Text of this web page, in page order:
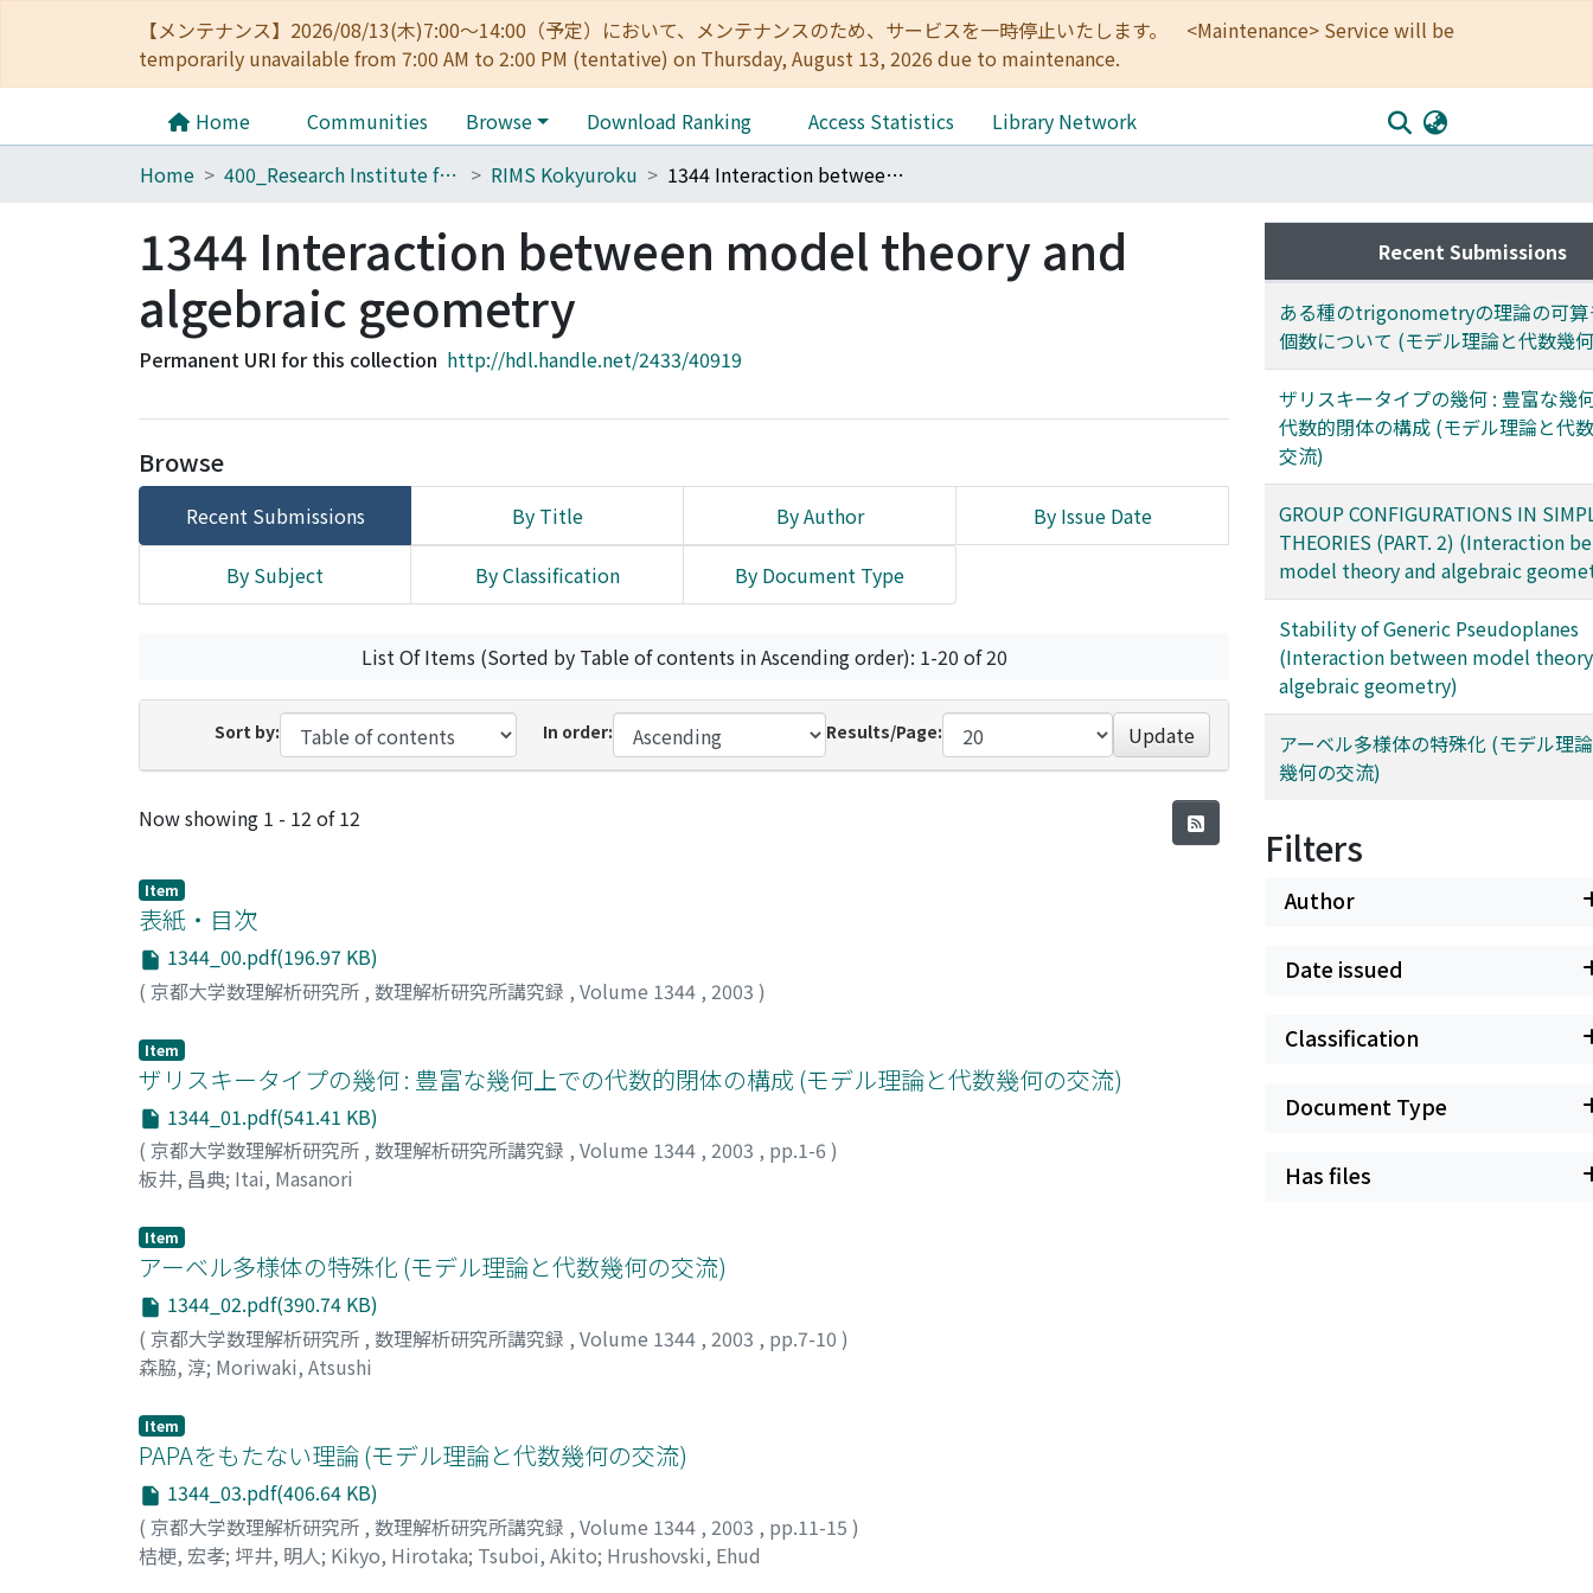
【メンテナンス】2026/08/13(木)7:00～14:00（予定）において、メンテナンスのため、サービスを一時停止いたします。 <Maintenance> Service will be
temporarily unavailable from 7:00 AM to 2:00 PM (tentative) on Thursday, August 13, 2026 due to maintenance.
Home Communities Browse Download Ranking Access Statistics
Library Network
Home
400_Research Institute for Mathematical Sciences RIMS Kokyuroku 1344 Interaction between model theory and algebraic geometry
1344 Interaction between model theory and
algebraic geometry
Permanent URI for this collection http://hdl.handle.net/2433/40919
Browse
Recent Submissions By Title By Author By Issue Date
By Subject By Classification By Document Type
List Of Items (Sorted by Table of contents in Ascending order): 1-20 of 20
Sort by: In order: Results/Page: Update
Recent Submissions
Now showing 1 - 12 of 12
Item
表紙・目次
1344_00.pdf(196.97 KB)
( 京都大学数理解析研究所 , 数理解析研究所講究録 , Volume 1344 , 2003 )
Item
ザリスキータイプの幾何 : 豊富な幾何上での代数的閉体の構成 (モデル理論と代数幾何の交流)
1344_01.pdf(541.41 KB)
( 京都大学数理解析研究所 , 数理解析研究所講究録 , Volume 1344 , 2003 , pp.1-6 )
板井, 昌典; Itai, Masanori
Item
アーベル多様体の特殊化 (モデル理論と代数幾何の交流)
1344_02.pdf(390.74 KB)
( 京都大学数理解析研究所 , 数理解析研究所講究録 , Volume 1344 , 2003 , pp.7-10 )
森脇, 淳; Moriwaki, Atsushi
Item
PAPAをもたない理論 (モデル理論と代数幾何の交流)
1344_03.pdf(406.64 KB)
( 京都大学数理解析研究所 , 数理解析研究所講究録 , Volume 1344 , 2003 , pp.11-15 )
桔梗, 宏孝; 坪井, 明人; Kikyo, Hirotaka; Tsuboi, Akito; Hrushovski, Ehud
Recent Submissions
ある種のtrigonometryの理論の可算
個数について (モデル理論と代数幾
ザリスキータイプの幾何 : 豊富な幾
代数的閉体の構成 (モデル理論と代
交流)
GROUP CONFIGURATIONS IN
THEORIES (PART. 2) (Interaction
model theory and algebraic
Stability of Generic Pseudoplanes
(Interaction between model
algebraic geometry)
アーベル多様体の特殊化 (モデル理
幾何の交流)
Filters
Author
Date issued
Classification
Document Type
Has files